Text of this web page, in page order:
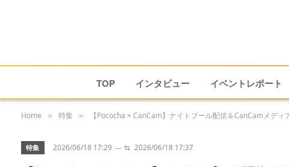
TOP インタビュー イベントレポート
Home » 特集 » 【Pococha × CanCam】ナイトプール配信＆CanCamメデ
特集 2026/06/18 17:29 ⇆ 2026/06/18 17:37